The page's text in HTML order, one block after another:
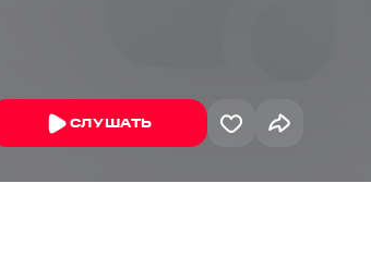
СЛУШАТЬ